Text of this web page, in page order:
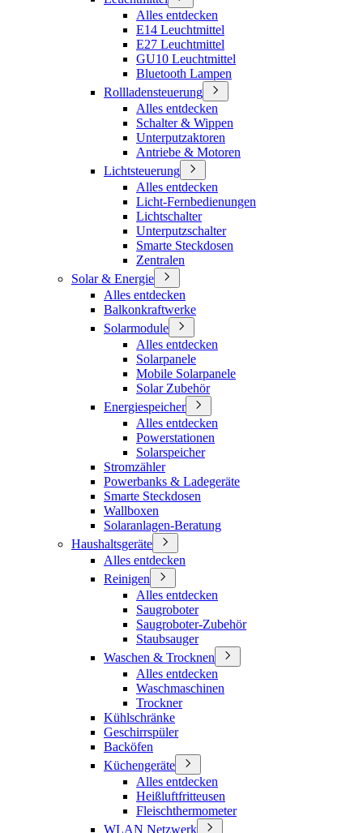
Alles entdecken
E14 Leuchtmittel
E27 Leuchtmittel
GU10 Leuchtmittel
Bluetooth Lampen
Rollladensteuerung
Alles entdecken
Schalter & Wippen
Unterputzaktoren
Antriebe & Motoren
Lichtsteuerung
Alles entdecken
Licht-Fernbedienungen
Lichtschalter
Unterputzschalter
Smarte Steckdosen
Zentralen
Solar & Energie
Alles entdecken
Balkonkraftwerke
Solarmodule
Alles entdecken
Solarpanele
Mobile Solarpanele
Solar Zubehör
Energiespeicher
Alles entdecken
Powerstationen
Solarspeicher
Stromzähler
Powerbanks & Ladegeräte
Smarte Steckdosen
Wallboxen
Solaranlagen-Beratung
Haushaltsgeräte
Alles entdecken
Reinigen
Alles entdecken
Saugroboter
Saugroboter-Zubehör
Staubsauger
Waschen & Trocknen
Alles entdecken
Waschmaschinen
Trockner
Kühlschränke
Geschirrspüler
Backöfen
Küchengeräte
Alles entdecken
Heißluftfritteusen
Fleischthermometer
WLAN Netzwerk